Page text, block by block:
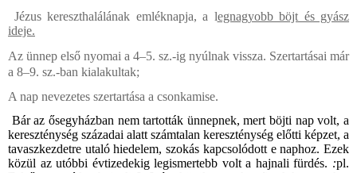
Jézus kereszthalálának emléknapja, a legnagyobb böjt és gyász
ideje.
Az ünnep első nyomai a 4–5. sz.-ig nyúlnak vissza. Szertartásai már
a 8–9. sz.-ban kialakultak;
A nap nevezetes szertartása a csonkamise.
Bár az ősegyházban nem tartották ünnepnek, mert böjti nap volt, a
kereszténység századai alatt számtalan kereszténység előtti képzet, a
tavaszkezdetre utaló hiedelem, szokás kapcsolódott e naphoz. Ezek
közül az utóbbi évtizedekig legismertebb volt a hajnali fürdés. :pl.